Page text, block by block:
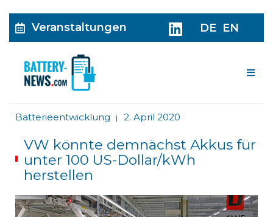
Veranstaltungen DE EN
Batterieentwicklung | 2. April 2020
VW könnte demnächst Akkus für
unter 100 US-Dollar/kWh
herstellen